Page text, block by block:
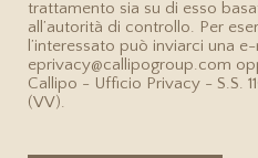
trattamento sia su di esso
all’autorità di controllo. Per
l’interessato può inviarci una
eprivacy@callipogroup.com
Callipo - Ufficio Privacy - S.S.
(VV).